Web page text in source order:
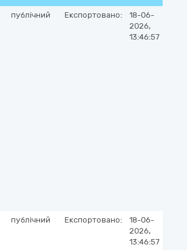
публічний Експортовано:
18-06-
2026,
13:46:57
публічний Експортовано:
18-06-
2026,
13:46:57